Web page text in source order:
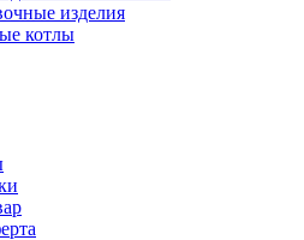
изделия
котлы